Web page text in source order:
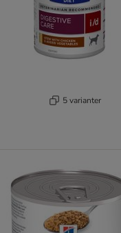
5 varianter